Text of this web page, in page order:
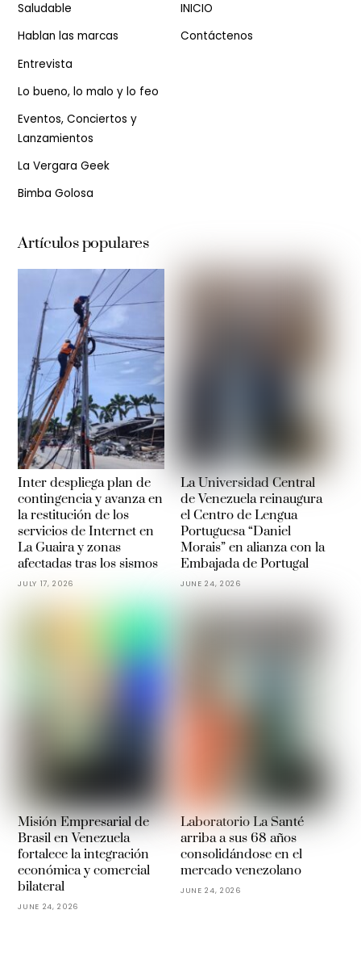
Saludable
Hablan las marcas
Entrevista
Lo bueno, lo malo y lo feo
Eventos, Conciertos y
Lanzamientos
La Vergara Geek
Bimba Golosa
INICIO
Contáctenos
Artículos populares
Inter despliega plan de
contingencia y avanza en
la restitución de los
servicios de Internet en
La Guaira y zonas
afectadas tras los sismos
JULY 17, 2026
La Universidad Central
de Venezuela reinaugura
el Centro de Lengua
Portuguesa “Daniel
Morais” en alianza con la
Embajada de Portugal
JUNE 24, 2026
Misión Empresarial de
Brasil en Venezuela
fortalece la integración
económica y comercial
bilateral
JUNE 24, 2026
Laboratorio La Santé
arriba a sus 68 años
consolidándose en el
mercado venezolano
JUNE 24, 2026